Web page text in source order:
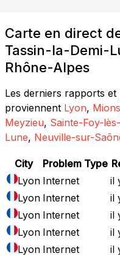
Carte en direct
Tassin-la-Demi-
Rhône-Alpes
Les derniers rapports
proviennent Lyon, Mions
Meyzieu, Sainte-Foy-
Lune, Neuville-sur-
City Problem Type
Lyon Internet
il
Lyon Internet
il
Lyon Internet
il
Lyon Internet
il
Lyon Internet
il